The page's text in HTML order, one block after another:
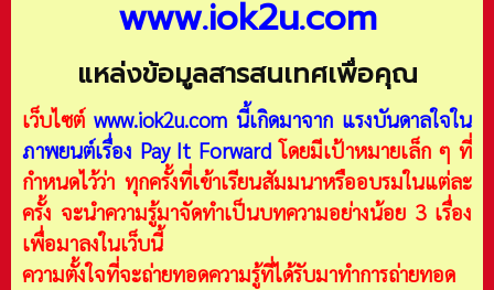
www.iok2u.com
แหล่งข้อมูลสารสนเทศเพื่อคุณ
เว็บไซต์ www.iok2u.com นี้เกิดมาจาก แรงบันดาลใจใน
ภาพยนต์เรื่อง Pay It Forward โดยมีเป้าหมายเล็ก ๆ ที่
กำหนดไว้ว่า ทุกครั้งที่เข้าเรียนสัมมนาหรืออบรมในแต่ละ
ครั้ง จะนำความรู้มาจัดทำเป็นบทความอย่างน้อย 3 เรื่อง
เพื่อมาลงในเว็บนี้
ความตั้งใจที่จะถ่ายทอดความรู้ที่ได้รับมาทำการถ่ายทอด